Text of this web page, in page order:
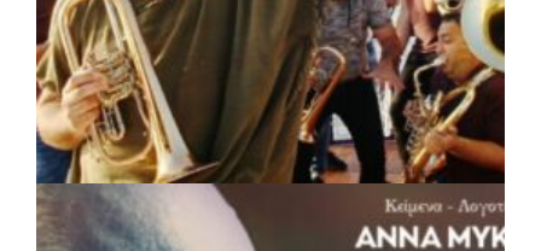
ΠΟΛΙΤΙΣΜΟΣ 05/08/2026 · 16:17
Η Marko Marković Orkestar στα